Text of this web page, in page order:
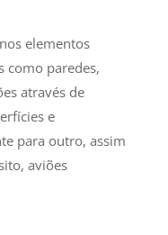
elementos
como paredes,
através de
e
para outro, assim
aviões